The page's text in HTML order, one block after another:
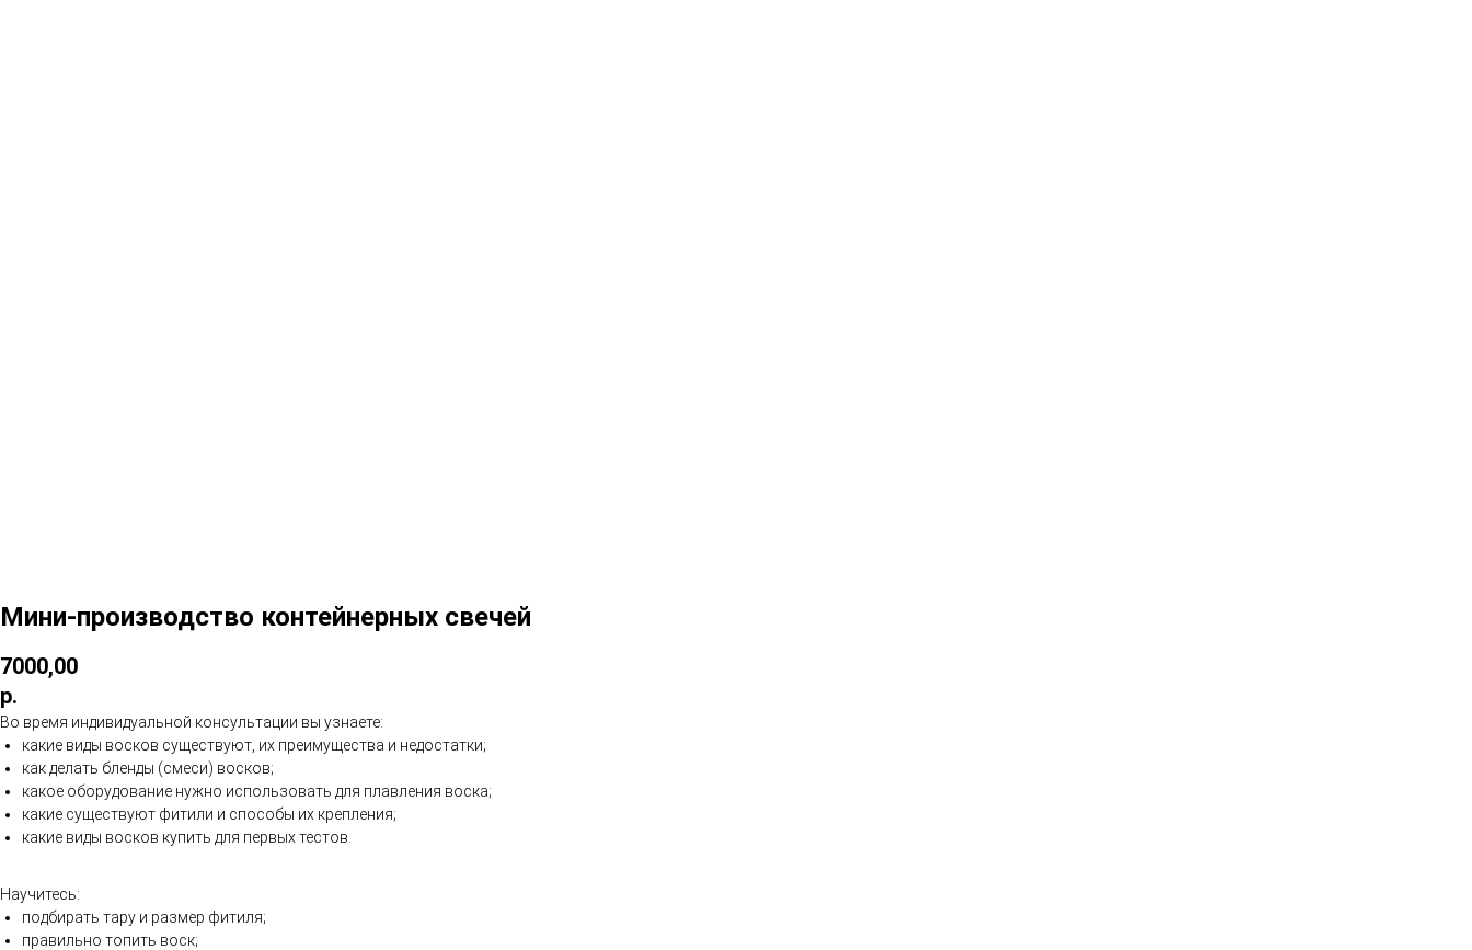
Мини-производство контейнерных свечей
7000,00
р.
Во время индивидуальной консультации вы узнаете:
какие виды восков существуют, их преимущества и недостатки;
как делать бленды (смеси) восков;
какое оборудование нужно использовать для плавления воска;
какие существуют фитили и способы их крепления;
какие виды восков купить для первых тестов.
Научитесь:
подбирать тару и размер фитиля;
правильно топить воск;